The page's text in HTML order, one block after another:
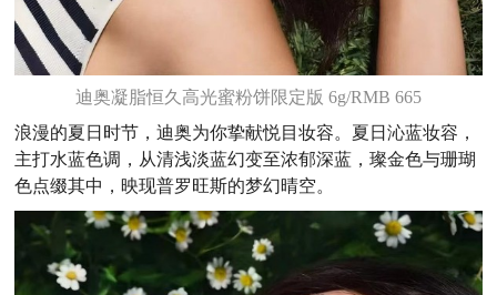
迪奥凝脂恒久高光蜜粉饼限定版 6g/RMB 665
浪漫的夏日时节，迪奥为你挚献悦目妆容。夏日沁蓝妆容，
主打水蓝色调，从清浅淡蓝幻变至浓郁深蓝，璨金色与珊瑚
色点缀其中，映现普罗旺斯的梦幻晴空。